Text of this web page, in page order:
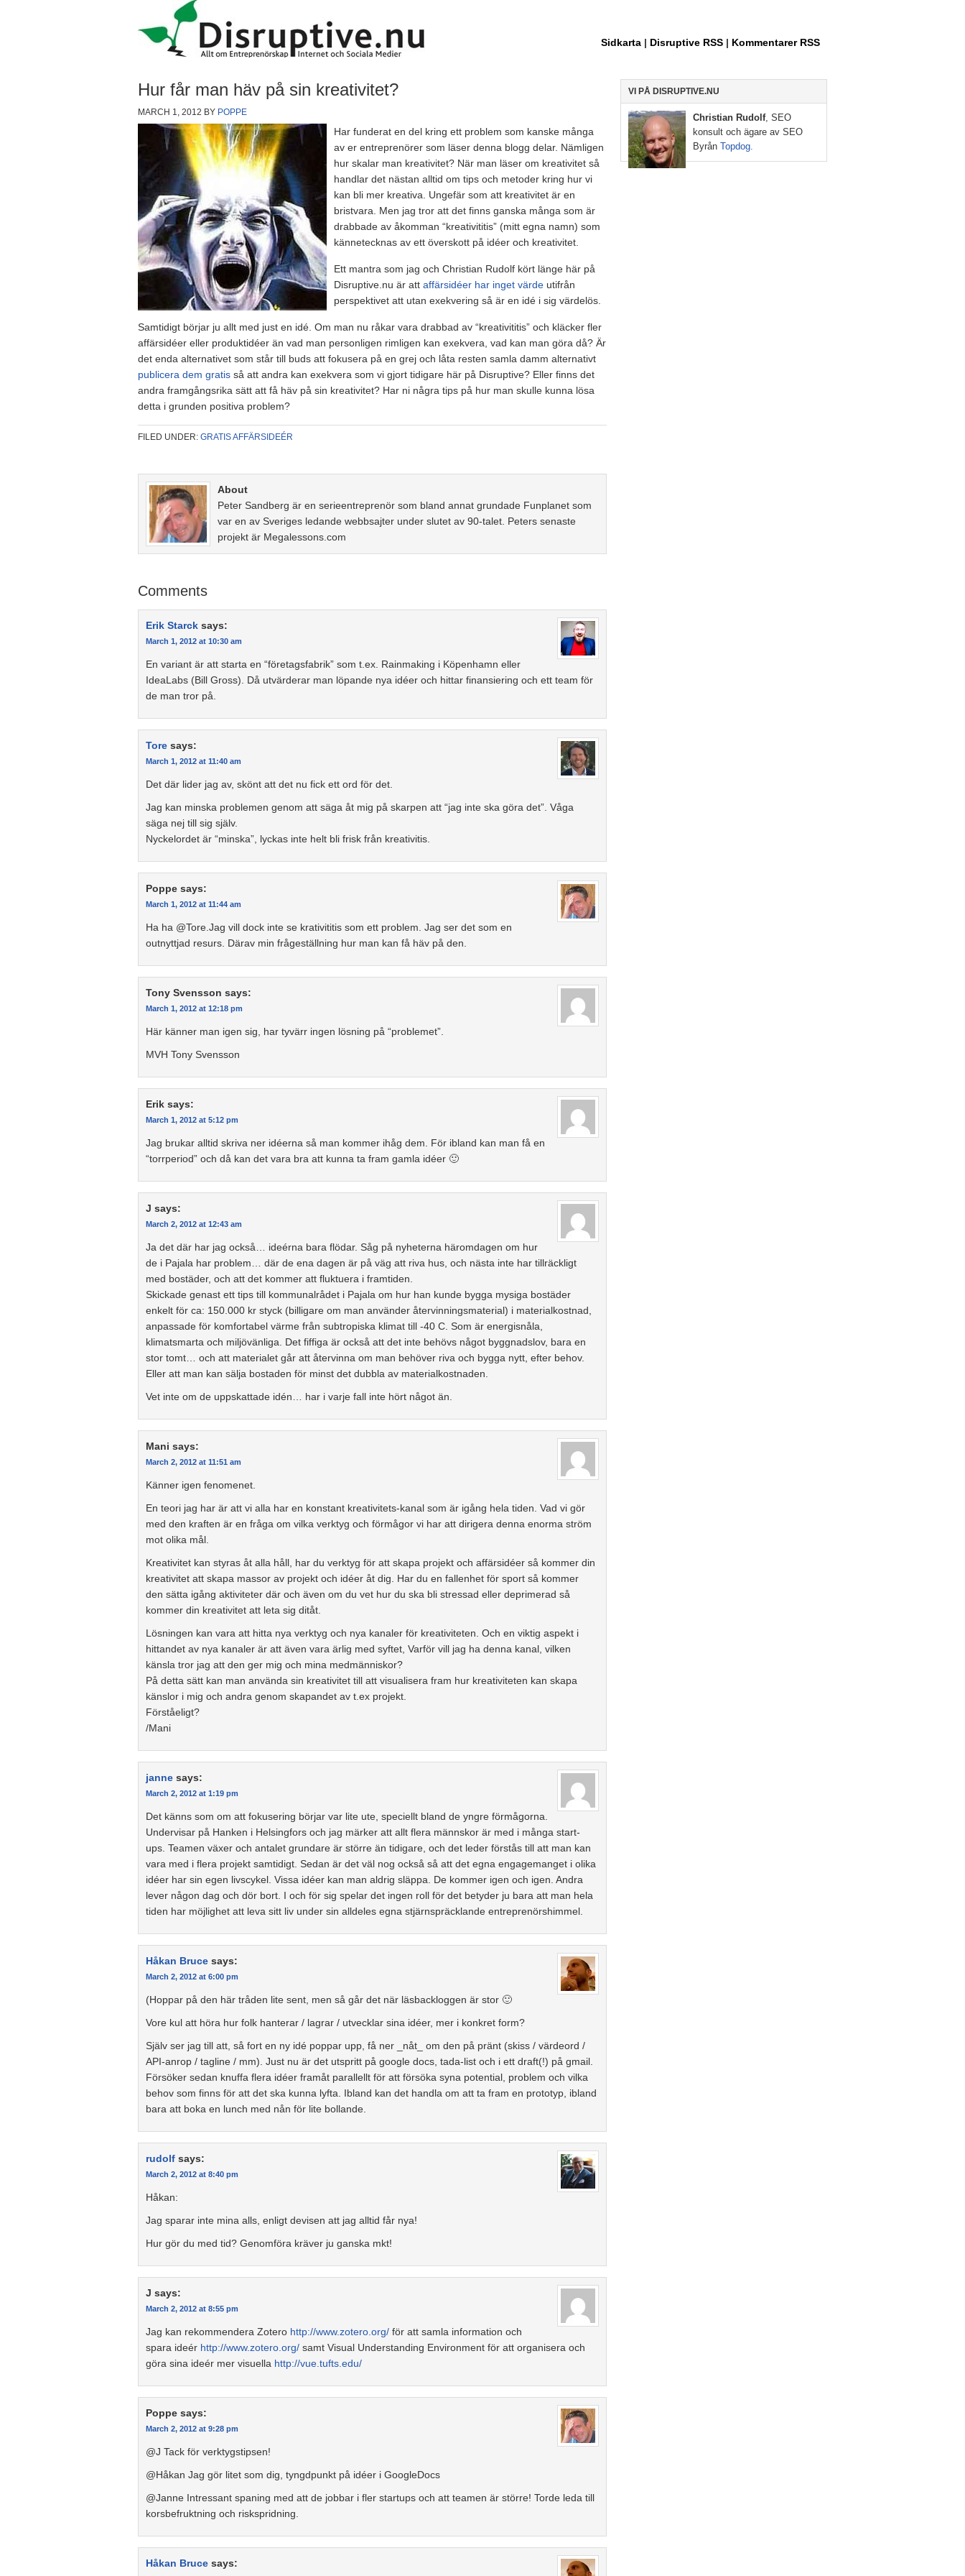
Sidkarta | Disruptive RSS | Kommentarer RSS
Hur får man häv på sin kreativitet?
MARCH 1, 2012 BY POPPE
Har funderat en del kring ett problem som kanske många
av er entreprenörer som läser denna blogg delar. Nämligen
hur skalar man kreativitet? När man läser om kreativitet så
handlar det nästan alltid om tips och metoder kring hur vi
kan bli mer kreativa. Ungefär som att kreativitet är en
bristvara. Men jag tror att det finns ganska många som är
drabbade av åkomman “kreativititis” (mitt egna namn) som
kännetecknas av ett överskott på idéer och kreativitet.
Ett mantra som jag och Christian Rudolf kört länge här på
Disruptive.nu är att affärsidéer har inget värde utifrån
perspektivet att utan exekvering så är en idé i sig värdelös.
Samtidigt börjar ju allt med just en idé. Om man nu råkar vara drabbad av “kreativititis” och kläcker fler
affärsidéer eller produktidéer än vad man personligen rimligen kan exekvera, vad kan man göra då? Är
det enda alternativet som står till buds att fokusera på en grej och låta resten samla damm alternativt
publicera dem gratis så att andra kan exekvera som vi gjort tidigare här på Disruptive? Eller finns det
andra framgångsrika sätt att få häv på sin kreativitet? Har ni några tips på hur man skulle kunna lösa
detta i grunden positiva problem?
FILED UNDER: GRATIS AFFÄRSIDEÉR
About
Peter Sandberg är en serieentreprenör som bland annat grundade Funplanet som
var en av Sveriges ledande webbsajter under slutet av 90-talet. Peters senaste
projekt är Megalessons.com
Comments
Erik Starck says:
March 1, 2012 at 10:30 am
En variant är att starta en “företagsfabrik” som t.ex. Rainmaking i Köpenhamn eller
IdeaLabs (Bill Gross). Då utvärderar man löpande nya idéer och hittar finansiering och ett team för
de man tror på.
Tore says:
March 1, 2012 at 11:40 am
Det där lider jag av, skönt att det nu fick ett ord för det.
Jag kan minska problemen genom att säga åt mig på skarpen att “jag inte ska göra det”. Våga
säga nej till sig själv.
Nyckelordet är “minska”, lyckas inte helt bli frisk från kreativitis.
Poppe says:
March 1, 2012 at 11:44 am
Ha ha @Tore.Jag vill dock inte se krativititis som ett problem. Jag ser det som en
outnyttjad resurs. Därav min frågeställning hur man kan få häv på den.
Tony Svensson says:
March 1, 2012 at 12:18 pm
Här känner man igen sig, har tyvärr ingen lösning på “problemet”.
MVH Tony Svensson
Erik says:
March 1, 2012 at 5:12 pm
Jag brukar alltid skriva ner idéerna så man kommer ihåg dem. För ibland kan man få en
“torrperiod” och då kan det vara bra att kunna ta fram gamla idéer 🙂
J says:
March 2, 2012 at 12:43 am
Ja det där har jag också… ideérna bara flödar. Såg på nyheterna häromdagen om hur
de i Pajala har problem… där de ena dagen är på väg att riva hus, och nästa inte har tillräckligt
med bostäder, och att det kommer att fluktuera i framtiden.
Skickade genast ett tips till kommunalrådet i Pajala om hur han kunde bygga mysiga bostäder
enkelt för ca: 150.000 kr styck (billigare om man använder återvinningsmaterial) i materialkostnad,
anpassade för komfortabel värme från subtropiska klimat till -40 C. Som är energisnåla,
klimatsmarta och miljövänliga. Det fiffiga är också att det inte behövs något byggnadslov, bara en
stor tomt… och att materialet går att återvinna om man behöver riva och bygga nytt, efter behov.
Eller att man kan sälja bostaden för minst det dubbla av materialkostnaden.
Vet inte om de uppskattade idén… har i varje fall inte hört något än.
Mani says:
March 2, 2012 at 11:51 am
Känner igen fenomenet.
En teori jag har är att vi alla har en konstant kreativitets-kanal som är igång hela tiden. Vad vi gör
med den kraften är en fråga om vilka verktyg och förmågor vi har att dirigera denna enorma ström
mot olika mål.
Kreativitet kan styras åt alla håll, har du verktyg för att skapa projekt och affärsidéer så kommer din
kreativitet att skapa massor av projekt och idéer åt dig. Har du en fallenhet för sport så kommer
den sätta igång aktiviteter där och även om du vet hur du ska bli stressad eller deprimerad så
kommer din kreativitet att leta sig ditåt.
Lösningen kan vara att hitta nya verktyg och nya kanaler för kreativiteten. Och en viktig aspekt i
hittandet av nya kanaler är att även vara ärlig med syftet, Varför vill jag ha denna kanal, vilken
känsla tror jag att den ger mig och mina medmänniskor?
På detta sätt kan man använda sin kreativitet till att visualisera fram hur kreativiteten kan skapa
känslor i mig och andra genom skapandet av t.ex projekt.
Förståeligt?
/Mani
janne says:
March 2, 2012 at 1:19 pm
Det känns som om att fokusering börjar var lite ute, speciellt bland de yngre förmågorna.
Undervisar på Hanken i Helsingfors och jag märker att allt flera männskor är med i många start-
ups. Teamen växer och antalet grundare är större än tidigare, och det leder förstås till att man kan
vara med i flera projekt samtidigt. Sedan är det väl nog också så att det egna engagemanget i olika
idéer har sin egen livscykel. Vissa idéer kan man aldrig släppa. De kommer igen och igen. Andra
lever någon dag och dör bort. I och för sig spelar det ingen roll för det betyder ju bara att man hela
tiden har möjlighet att leva sitt liv under sin alldeles egna stjärnspräcklande entreprenörshimmel.
Håkan Bruce says:
March 2, 2012 at 6:00 pm
(Hoppar på den här tråden lite sent, men så går det när läsbackloggen är stor 🙂
Vore kul att höra hur folk hanterar / lagrar / utvecklar sina idéer, mer i konkret form?
Själv ser jag till att, så fort en ny idé poppar upp, få ner _nåt_ om den på pränt (skiss / värdeord /
API-anrop / tagline / mm). Just nu är det utspritt på google docs, tada-list och i ett draft(!) på gmail.
Försöker sedan knuffa flera idéer framåt parallellt för att försöka syna potential, problem och vilka
behov som finns för att det ska kunna lyfta. Ibland kan det handla om att ta fram en prototyp, ibland
bara att boka en lunch med nån för lite bollande.
rudolf says:
March 2, 2012 at 8:40 pm
Håkan:
Jag sparar inte mina alls, enligt devisen att jag alltid får nya!
Hur gör du med tid? Genomföra kräver ju ganska mkt!
J says:
March 2, 2012 at 8:55 pm
Jag kan rekommendera Zotero http://www.zotero.org/ för att samla information och
spara ideér http://www.zotero.org/ samt Visual Understanding Environment för att organisera och
göra sina ideér mer visuella http://vue.tufts.edu/
Poppe says:
March 2, 2012 at 9:28 pm
@J Tack för verktygstipsen!
@Håkan Jag gör litet som dig, tyngdpunkt på idéer i GoogleDocs
@Janne Intressant spaning med att de jobbar i fler startups och att teamen är större! Torde leda till
korsbefruktning och riskspridning.
Håkan Bruce says:
VI PÅ DISRUPTIVE.NU
Christian Rudolf, SEO
konsult och ägare av SEO
Byrån Topdog.